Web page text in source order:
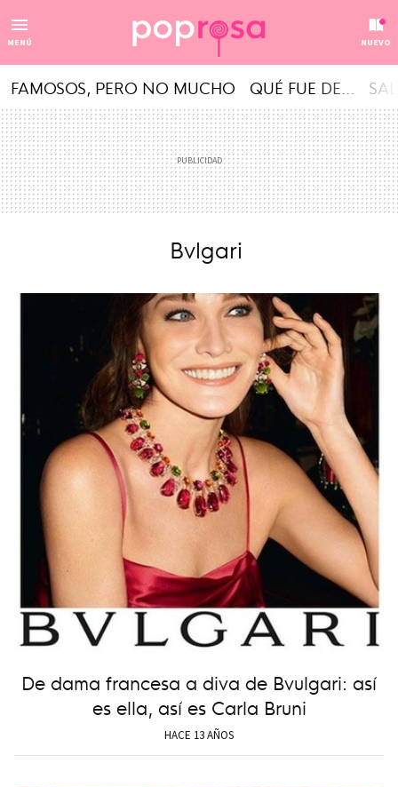
MENÚ NUEVO
FAMOSOS, PERO NO MUCHO QUÉ FUE DE...
Bvlgari
De dama francesa a diva de Bvulgari: así
es ella, así es Carla Bruni
HACE 13 AÑOS